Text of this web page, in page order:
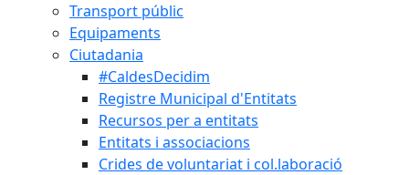
Transport públic
Equipaments
Ciutadania
#CaldesDecidim
Registre Municipal d'Entitats
Recursos per a entitats
Entitats i associacions
Crides de voluntariat i col.laboració